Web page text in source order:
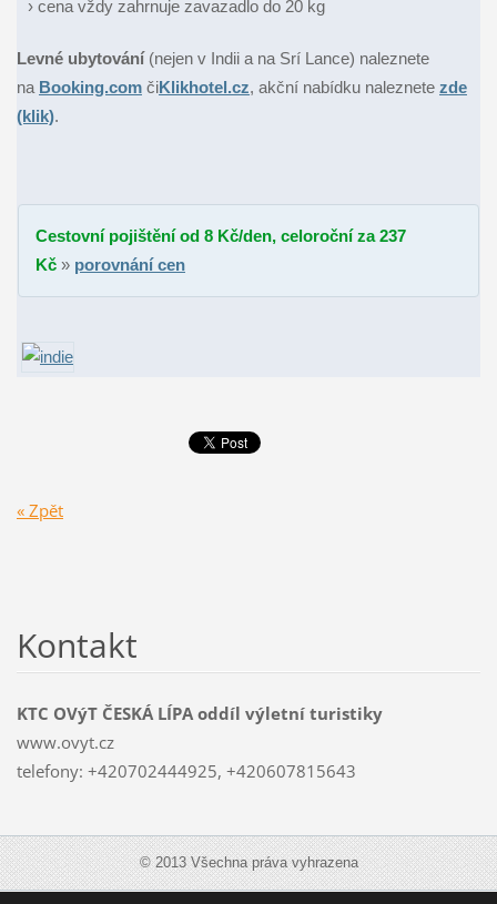
› cena vždy zahrnuje zavazadlo do 20 kg
Levné ubytování(nejen v Indii a na Srí Lance) naleznete
na Booking.comčiKlikhotel.cz, akční nabídku naleznete zde
(klik).
Cestovní pojištění od 8 Kč/den, celoroční za 237
Kč» porovnání cen
« Zpět
Kontakt
KTC OVýT ČESKÁ LÍPA oddíl výletní turistiky
www.ovyt.cz
telefony: +420702444925, +420607815643
© 2013 Všechna práva vyhrazena